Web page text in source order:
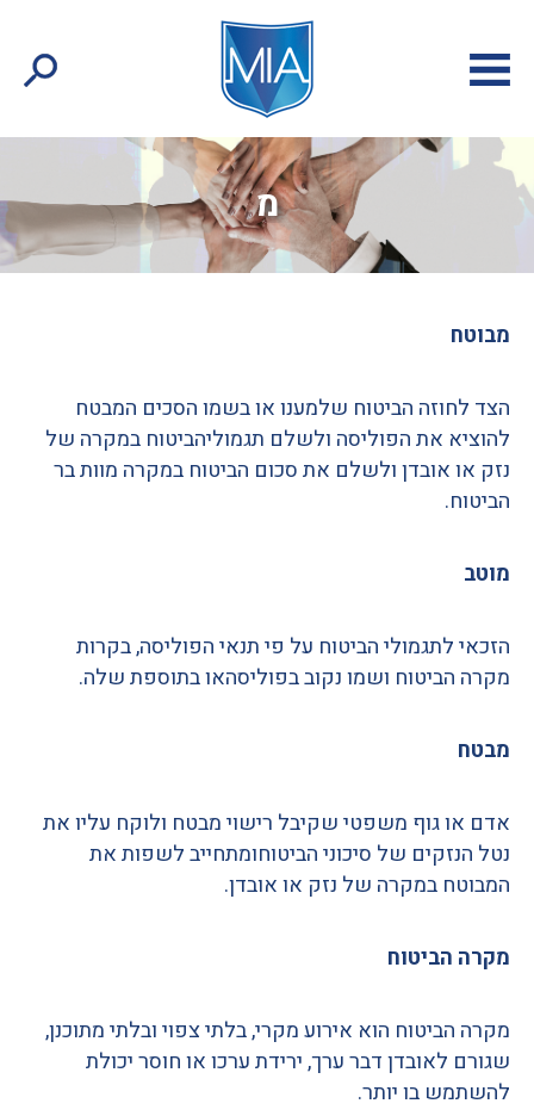
מ
מבוטח
הצד לחוזה הביטוח שלמענו או בשמו הסכים המבטח
להוציא את הפוליסה ולשלם תגמוליהביטוח במקרה של
נזק או אובדן ולשלם את סכום הביטוח במקרה מוות בר
הביטוח.
מוטב
הזכאי לתגמולי הביטוח על פי תנאי הפוליסה,בקרות
מקרה הביטוח ושמו נקוב בפוליסהאו בתוספת שלה.
מבטח
אדם או גוף משפטי שקיבל רישוי מבטח ולוקח עליו את
נטל הנזקים של סיכוני הביטוחומתחייב לשפות את
המבוטח במקרה של נזק או אובדן.
מקרה הביטוח
מקרה הביטוח הוא אירוע מקרי,בלתי צפוי ובלתי מתוכנן,
שגורם לאובדן דבר ערך,ירידת ערכו או חוסר יכולת
להשתמש בו יותר.